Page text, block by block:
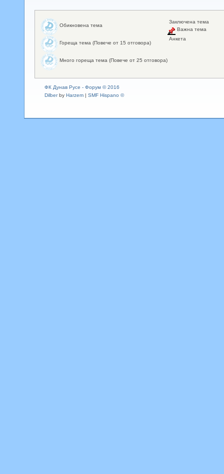
Обикновена тема
Гореща тема (Повече от 15 отговора)
Много гореща тема (Повече от 25 отговора)
Заключена тема
Важна тема
Анкета
ФК Дунав Русе - Форум © 2016
Dilberby Harzem | SMF Hispano ©